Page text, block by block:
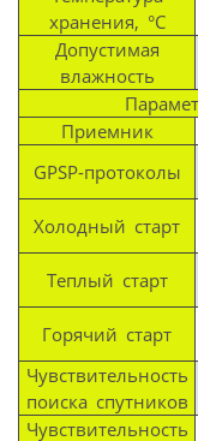
хранения, °С
Допустимая
влажность
Приемник
GPSP-протоколы
Холодный старт
Теплый старт
Горячий старт
Чувствительность
поиска спутников
Чувствительность